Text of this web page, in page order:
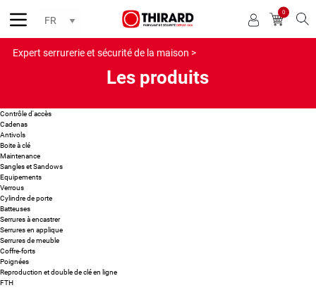
0
Expert serrurerie et sécurité de la maison >
Les produits
Contrôle d'accès
Cadenas
Antivols
Boite à clé
Maintenance
Sangles et Sandows
Equipements
Verrous
Cylindre de porte
Batteuses
Serrures à encastrer
Serrures en applique
Serrures de meuble
Coffre-forts
Poignées
Reproduction et double de clé en ligne
FTH